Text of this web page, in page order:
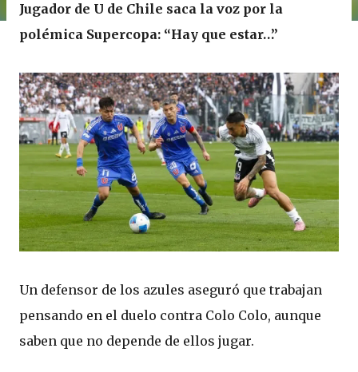
Jugador de U de Chile saca la voz por la
polémica Supercopa: “Hay que estar…”
Un defensor de los azules aseguró que trabajan
pensando en el duelo contra Colo Colo, aunque
saben que no depende de ellos jugar.